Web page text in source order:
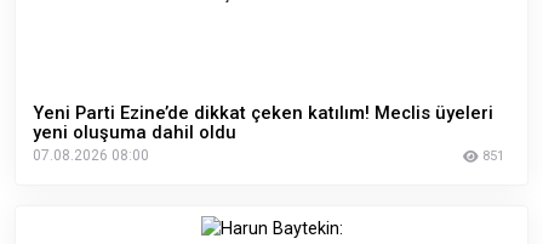
Yeni Parti Ezine’de dikkat çeken katılım! Meclis üyeleri
yeni oluşuma dahil oldu
07.08.2026 08:00 851